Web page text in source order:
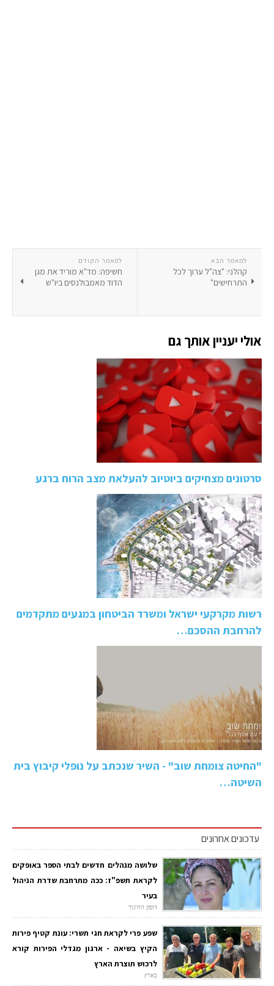
למאמר הקודם
חשיפה: מד"א מוריד את מגן
הדוד מאמבולנסים ביו"ש
למאמר הבא
קהלני: "צה"ל ערוך לכל
התרחישים"
אולי יעניין אותך גם
סרטונים מצחיקים ביוטיוב להעלאת מצב הרוח ברגע
רשות מקרקעי ישראל ומשרד הביטחון במגעים מתקדמים
להרחבת ההסכם…
"החיטה צומחת שוב" - השיר שנכתב על נופלי קיבוץ בית
השיטה…
עדכונים אחרונים
שלושה מנהלים חדשים לבתי הספר באופקים
לקראת תשפ"ז: ככה מתרחבת שדרת הניהול
בעיר
דופק החינוך
שפע פרי לקראת חגי תשרי: עונת קטיף פירות
הקיץ בשיאה - ארגון מגדלי הפירות קורא
לרכוש תוצרת הארץ
בארץ